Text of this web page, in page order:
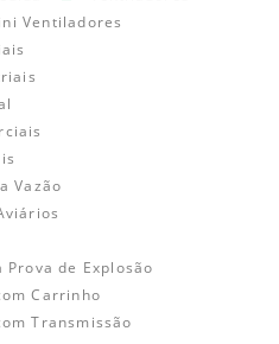
Ventiladores
Vazão
de Explosão
Carrinho
Transmissão